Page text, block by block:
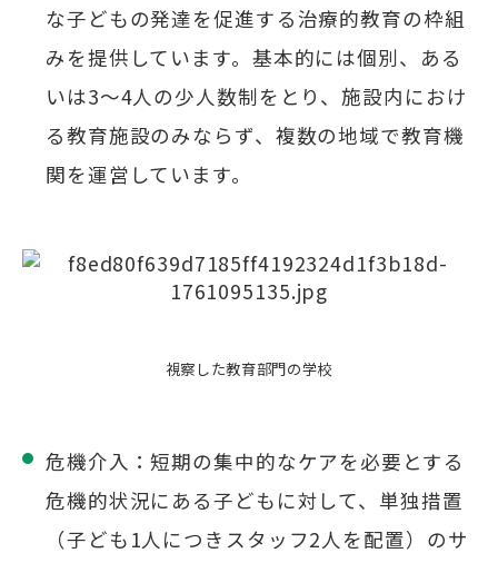
な子どもの発達を促進する治療的教育の枠組
みを提供しています。基本的には個別、ある
いは3～4人の少人数制をとり、施設内におけ
る教育施設のみならず、複数の地域で教育機
関を運営しています。
視察した教育部門の学校
危機介入：短期の集中的なケアを必要とする
危機的状況にある子どもに対して、単独措置
（子ども1人につきスタッフ2人を配置）のサ